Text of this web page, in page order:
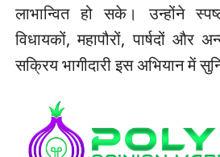
लाभान्वित हो सके। उन्होंने
विधायकों, महापौरों, पार्षदों और
सक्रिय भागीदारी इस अभियान में